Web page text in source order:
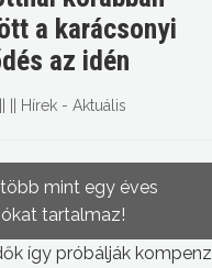
a karácsonyi
az idén
Hírek - Aktuális
több mint egy éves
tartalmaz!
így próbálják